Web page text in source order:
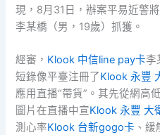
現，8月31日，辦案平易近警將
李某橋（男，19歲）抓獲。
經審， Klook 中信line pay卡李
短錄像平臺注冊了Klook 永豐
應用直播“帶貨”。其先從網高
圖片在直播中宣Klook 永豐 大
測心率Klook 台新gogo卡 、